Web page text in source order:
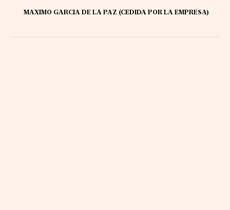
MAXIMO GARCIA DE LA PAZ (CEDIDA POR LA EMPRESA)